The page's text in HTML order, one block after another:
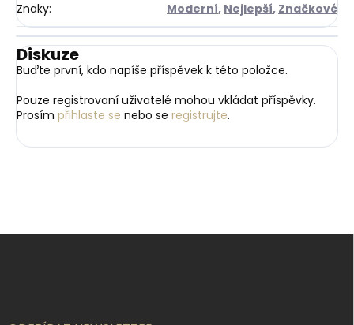
Znaky: Moderní, Nejlepší, Značkové
Diskuze
Buďte první, kdo napíše příspěvek k této položce.
Pouze registrovaní uživatelé mohou vkládat příspěvky.
Prosím přihlaste se nebo se registrujte.